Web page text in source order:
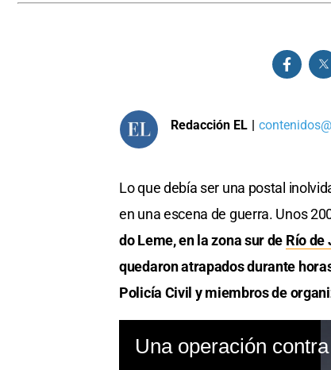
Redacción EL |
Lo que debía ser una postal
en una escena de guerra. Unos
do Leme, en la zona sur de Río de
quedaron atrapados durante
Policía Civil y miembros de